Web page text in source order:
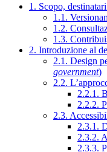
1. Scopo,
1.1.
1.2.
1.3.
2. Introduzione al
2.1. Design
government)
2.2.
2.2.1.
2.2.2.
2.3.
2.3.1.
2.3.2.
2.3.3.